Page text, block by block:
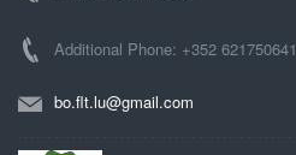
Additional Phone: +352 621750641
bo.flt.lu@gmail.com